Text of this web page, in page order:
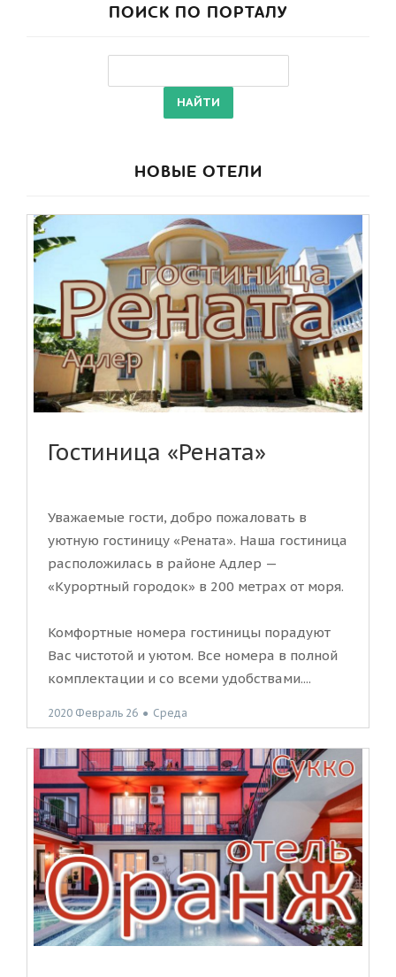
ПОИСК ПО ПОРТАЛУ
НОВЫЕ ОТЕЛИ
Гостиница «Рената»
Уважаемые гости, добро пожаловать в
уютную гостиницу «Рената». Наша гостиница
расположилась в районе Адлер —
«Курортный городок» в 200 метрах от моря.
Комфортные номера гостиницы порадуют
Вас чистотой и уютом. Все номера в полной
комплектации и со всеми удобствами....
2020 Февраль 26 ● Среда